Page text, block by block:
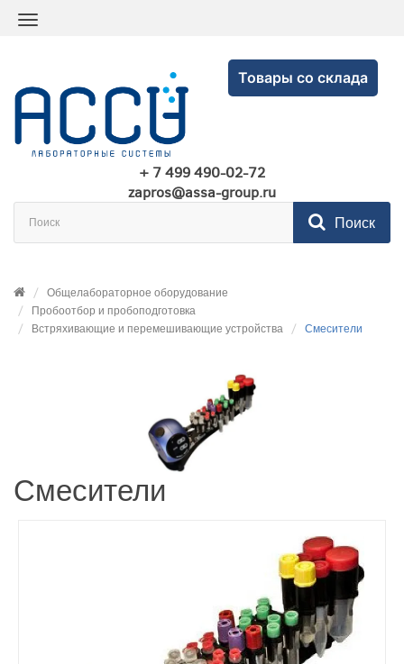
Товары со склада
+ 7 499 490-02-72
zapros@assa-group.ru
Поиск
Общелабораторное оборудование
Пробоотбор и пробоподготовка
Встряхивающие и перемешивающие устройства
Смесители
Смесители